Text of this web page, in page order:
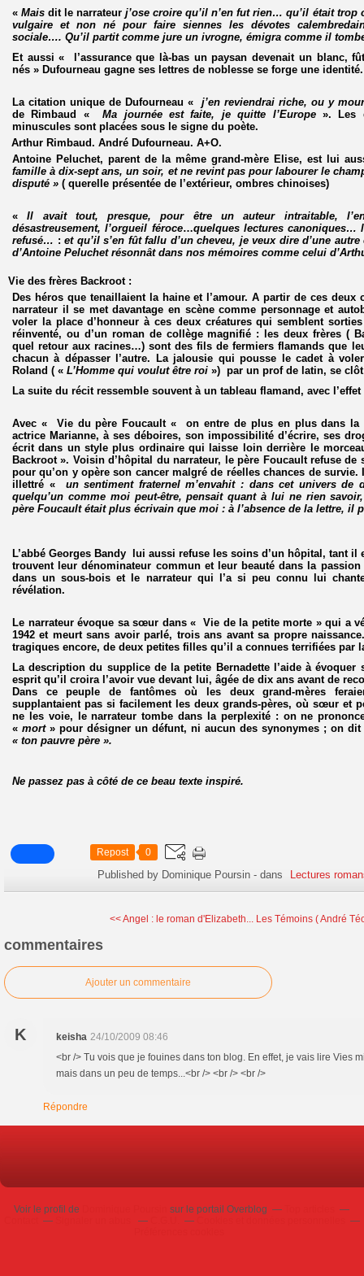
«Mais dit le narrateurj’ose croire qu’il n’en fut rien… qu’il était
vulgaire et non né pour faire siennes les dévotes
sociale…. Qu’il partit comme jure un ivrogne, émigra comme il
Et aussi «
l’assurance que là-bas un paysan devenait un blanc,
nés » Dufourneau gagne ses lettres de noblesse se forge une identité.
La citation unique de Dufourneau « j’en reviendrai riche, ou y
de Rimbaud «Ma journée est faite, je quitte l’Europe». Les
minuscules sont placées sous le signe du poète.
Arthur Rimbaud. André Dufourneau. A+O.
Antoine Peluchet, parent de la même grand-mère Elise, est lui
famille à dix-sept ans, un soir, et ne revint pas pour labourer le
disputé » ( querelle présentée de l’extérieur, ombres chinoises)
«Il avait tout, presque, pour être un auteur intraitable,
désastreusement, l’orgueil féroce…quelques lectures canoniques…
refusé… :et qu’il s’en fût fallu d’un cheveu, je veux dire d’une
d’Antoine Peluchet résonnât dans nos mémoires comme celui
Vie des frères Backroot:
Des héros que tenaillaient la haine et l’amour. A partir de ces deux
narrateur il se met davantage en scène comme personnage et
voler la place d’honneur à ces deux créatures qui semblent
réinventé, ou d’un roman de collège magnifié : les deux frères (
quel retour aux racines…) sont des fils de fermiers flamands que
chacun à dépasser l’autre. La jalousie qui pousse le cadet à
Roland ( « L’Homme qui voulut être roi ») par un prof de latin, se
La suite du récit ressemble souvent à un tableau flamand, avec
Avec « Vie du père Foucault« on entre de plus en plus dans la
actrice Marianne, à ses déboires, son impossibilité d’écrire, ses
écrit dans un style plus ordinaire qui laisse loin derrière le
Backroot ». Voisin d’hôpital du narrateur, le père Foucault refuse
pour qu’on y opère son cancer malgré de réelles chances de survie.
illettré « un sentiment fraternel m’envahit : dans cet univers de
quelqu’un comme moi peut-être, pensait quant à lui ne rien
père Foucault était plus écrivain que moi : à l’absence de la lettre, il
L’abbéGeorges Bandy lui aussi refuse les soins d’un hôpital, tant il
trouvent leur dénominateur commun et leur beauté dans la
dans un sous-bois et le narrateur qui l’a si peu connu lui
révélation.
Le narrateur évoque sa sœur dans «Vie de la petite morte » qui a
1942 et meurt sans avoir parlé, trois ans avant sa propre
tragiques encore, de deux petites filles qu’il a connues terrifiées par
La description du supplice de la petite Bernadette l’aide à
esprit qu’il croira l’avoir vue devant lui, âgée de dix ans avant de
Dans ce peuple de fantômes où les deux grand-mères
supplantaient pas si facilement les deux grands-pères, où sœur et
ne les voie, le narrateur tombe dans la perplexité : on ne
«mort» pour désigner un défunt, ni aucun des synonymes ; on
« ton pauvre père ».
Ne passez pas à côté de ce beau texte inspiré.
Repost 0
Published by Dominique Poursin -dans Lectures
<< Angel : le roman d'Elizabeth... Les Témoins ( André
commentaires
Ajouter un commentaire
K keisha 24/10/2009 08:46
<br /> Tu vois que je fouines dans ton blog. En effet, je vais lire Vies
mais dans un peu de temps...<br /> <br /> <br />
Répondre
Voir le profil de sur le portail Overblog